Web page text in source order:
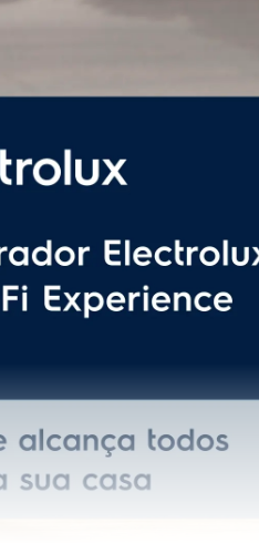
Tempo aproximado para recarga (h)
Quantidade por caixa master
Capacidade
Capacidade do
(ml)
reservatório